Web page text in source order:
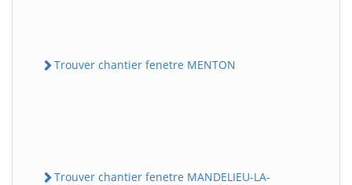
Trouver chantier fenetre MENTON
Trouver chantier fenetre MANDELIEU-LA-